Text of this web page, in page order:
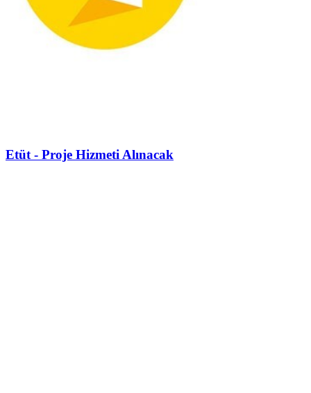
Etüt - Proje Hizmeti Alınacak